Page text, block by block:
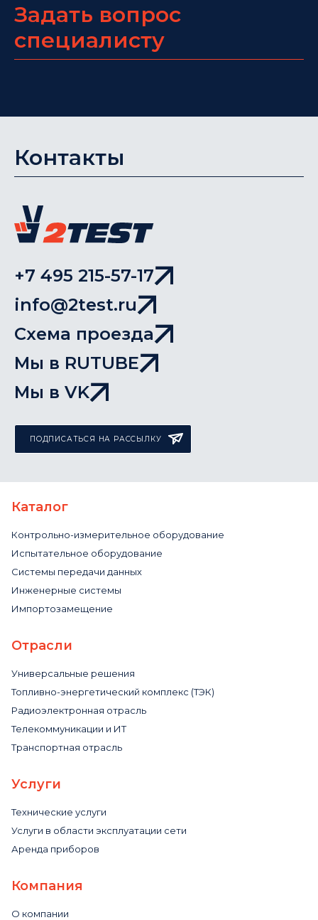
Задать вопрос
специалисту
Контакты
+7 495 215-57-17
info@2test.ru
Схема проезда
Мы в RUTUBE
Мы в VK
ПОДПИСАТЬСЯ НА РАССЫЛКУ
Каталог
Контрольно-измерительное оборудование
Испытательное оборудование
Системы передачи данных
Инженерные системы
Импортозамещение
Отрасли
Универсальные решения
Топливно-энергетический комплекс (ТЭК)
Радиоэлектронная отрасль
Телекоммуникации и ИТ
Транспортная отрасль
Услуги
Технические услуги
Услуги в области эксплуатации сети
Аренда приборов
Компания
О компании